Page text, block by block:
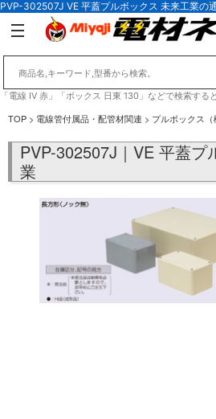
PVP-302507J VE 平蓋プルボックス 未来工業の
「電線 IV 赤」「ボックス 日東 130」などで検索する
TOP > 電線管付属品・配管材関連 > プルボックス（
PVP-302507J｜VE 平蓋プ
業